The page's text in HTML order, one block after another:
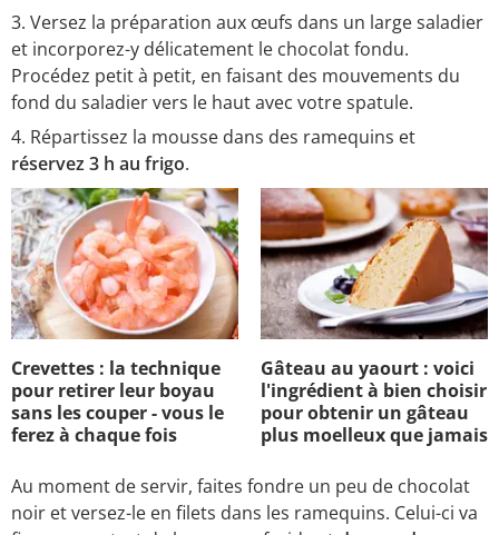
Versez la préparation aux œufs dans un large saladier
et incorporez-y délicatement le chocolat fondu.
Procédez petit à petit, en faisant des mouvements du
fond du saladier vers le haut avec votre spatule.
Répartissez la mousse dans des ramequins et
réservez 3 h au frigo.
Crevettes : la technique
pour retirer leur boyau
sans les couper - vous le
ferez à chaque fois
Gâteau au yaourt : voici
l'ingrédient à bien choisir
pour obtenir un gâteau
plus moelleux que jamais
Au moment de servir, faites fondre un peu de chocolat
noir et versez-le en filets dans les ramequins. Celui-ci va